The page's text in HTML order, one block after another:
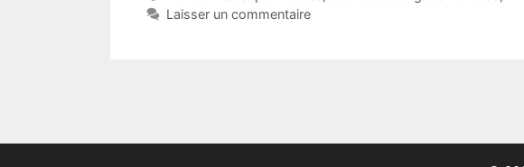
Laisser un commentaire